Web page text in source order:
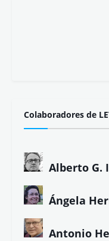
Colaboradores de
Alberto G.
Ángela
Antonio